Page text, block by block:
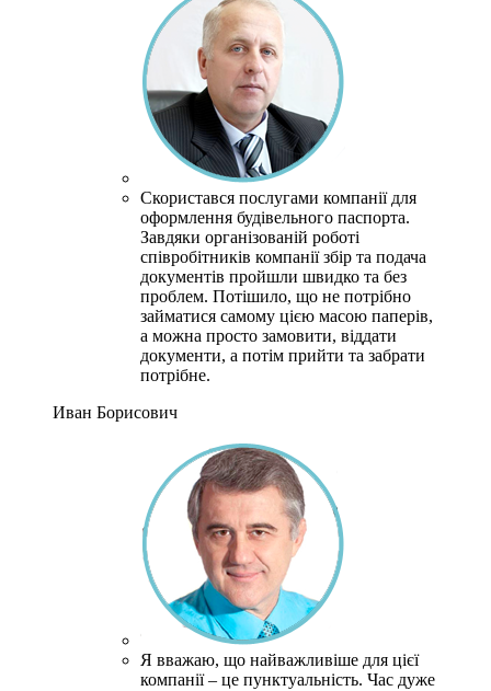
Скористався послугами компанії для
оформлення будівельного паспорта.
Завдяки організованій роботі
співробітників компанії збір та подача
документів пройшли швидко та без
проблем. Потішило, що не потрібно
займатися самому цією масою паперів,
а можна просто замовити, віддати
документи, а потім прийти та забрати
потрібне.
Иван Борисович
Я вважаю, що найважливіше для цієї
компанії – це пунктуальність. Час дуже